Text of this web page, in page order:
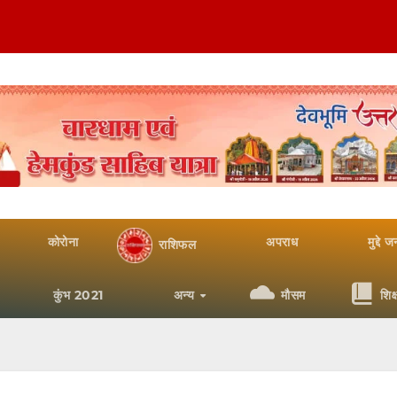
कोरोना राशिफल अपराध मुद्दे
कुंभ 2021 अन्य मौसम